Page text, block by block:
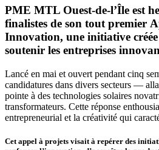
PME MTL Ouest-de-l’Île est
finalistes de son tout premier
Innovation, une initiative
soutenir les entreprises
Lancé en mai et ouvert pendant cinq
candidatures dans divers secteurs —
pointe à des technologies solaires
transformateurs. Cette réponse
entrepreneurial et la créativité qui
Cet appel à projets visait à repérer des